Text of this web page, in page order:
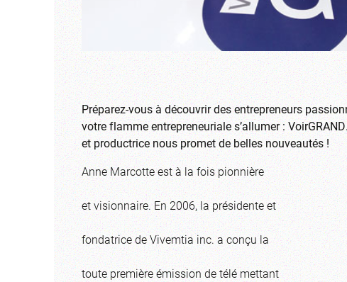
Préparez-vous à découvrir des entrepreneurs
votre flamme entrepreneuriale s’allumer :
et productrice nous promet de belles nouveautés !
Anne Marcotte est à la fois pionnière
et visionnaire. En 2006, la présidente et
fondatrice de Vivemtia inc. a conçu la
toute première émission de télé mettant